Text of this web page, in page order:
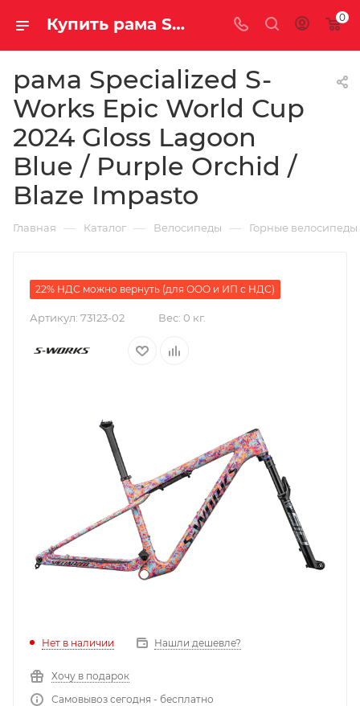
Купить рама Specialized S-Works Epic World Cup 2024 Gloss Lagoon Blue / Purple Orchid / Blaze Impasto за рублей, а со скидкой 752 700 руб. 0
рама Specialized S-
Works Epic World Cup
2024 Gloss Lagoon
Blue / Purple Orchid /
Blaze Impasto
Главная — Каталог — Велосипеды — Горные велосипеды
22% НДС можно вернуть (для ООО и ИП с НДС)
Артикул: 73123-02 Вес: 0 кг.
Нет в наличии Нашли дешевле?
Хочу в подарок
Самовывоз сегодня - бесплатно